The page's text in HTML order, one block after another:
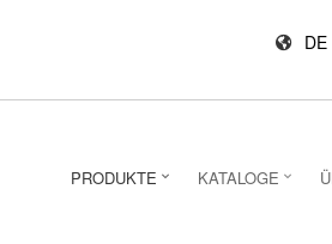
DE
PRODUKTE KATALOGE